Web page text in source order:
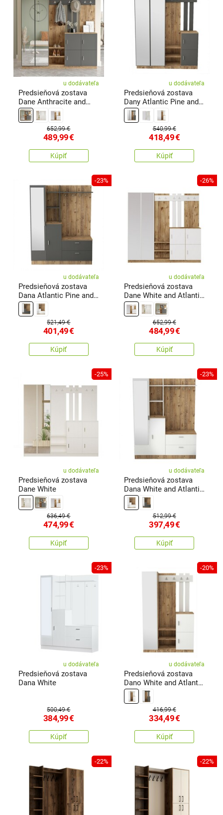
u dodávateľa
Predsieňová zostava
Dane Anthracite and
Atlantic Pine
652,99 €
489,99€
Kúpiť
u dodávateľa
Predsieňová zostava
Dany Atlantic Pine and
Anthracite
540,99 €
418,49€
Kúpiť
-23%
u dodávateľa
Predsieňová zostava
Dana Atlantic Pine and
Anthracite
521,49 €
401,49€
Kúpiť
-26%
u dodávateľa
Predsieňová zostava
Dane White and Atlantic
Pine
652,99 €
484,99€
Kúpiť
-25%
u dodávateľa
Predsieňová zostava
Dane White
636,49 €
474,99€
Kúpiť
-23%
u dodávateľa
Predsieňová zostava
Dana White and Atlantic
Pine
512,99 €
397,49€
Kúpiť
-23%
u dodávateľa
Predsieňová zostava
Dana White
500,49 €
384,99€
Kúpiť
-20%
u dodávateľa
Predsieňová zostava
Dano White and Atlantic
Pine
416,99 €
334,49€
Kúpiť
-22% -22%